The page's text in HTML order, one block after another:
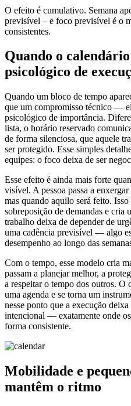
O efeito é cumulativo. Semana
previsível – e foco previsível é o
consistentes.
Quando o
psicológico de
Quando um bloco de tempo
que um compromisso técnico —
psicológico de importância.
lista, o horário reservado
de forma silenciosa, que aquele
ser protegido. Esse simples
equipes: o foco deixa de ser
Esse efeito é ainda mais forte
visível. A pessoa passa a
mas quando aquilo será feito.
sobreposição de demandas e cria
trabalho deixa de depender de
uma cadência previsível — algo
desempenho ao longo das
Com o tempo, esse modelo cria
passam a planejar melhor, a
a respeitar o tempo dos outros. O
uma agenda e se torna um
nesse ponto que a execução deixa
intencional — exatamente onde
forma consistente.
Mobilidade e
mantêm o ritmo